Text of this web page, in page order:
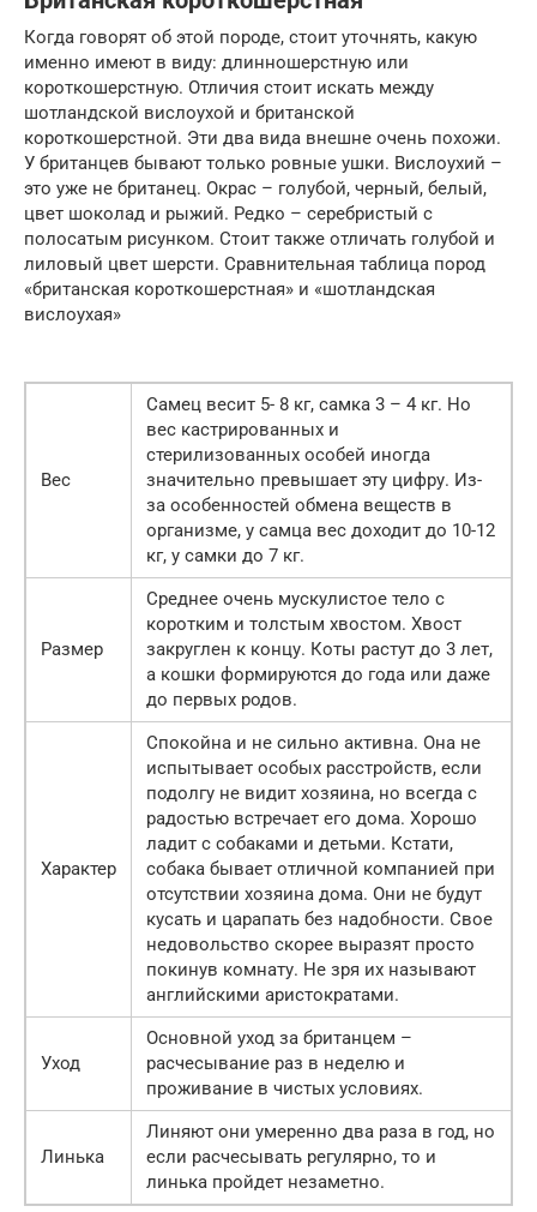
Когда говорят об этой породе, стоит уточнять, какую
именно имеют в виду: длинношерстную или
короткошерстную. Отличия стоит искать между
шотландской вислоухой и британской
короткошерстной. Эти два вида внешне очень похожи.
У британцев бывают только ровные ушки. Вислоухий –
это уже не британец. Окрас – голубой, черный, белый,
цвет шоколад и рыжий. Редко – серебристый с
полосатым рисунком. Стоит также отличать голубой и
лиловый цвет шерсти. Сравнительная таблица пород
«британская короткошерстная» и «шотландская
вислоухая»
Вес
Самец весит 5- 8 кг, самка 3 – 4 кг. Но
вес кастрированных и
стерилизованных особей иногда
значительно превышает эту цифру. Из-
за особенностей обмена веществ в
организме, у самца вес доходит до 10-12
кг, у самки до 7 кг.
Размер
Среднее очень мускулистое тело с
коротким и толстым хвостом. Хвост
закруглен к концу. Коты растут до 3 лет,
а кошки формируются до года или даже
до первых родов.
Характер
Спокойна и не сильно активна. Она не
испытывает особых расстройств, если
подолгу не видит хозяина, но всегда с
радостью встречает его дома. Хорошо
ладит с собаками и детьми. Кстати,
собака бывает отличной компанией при
отсутствии хозяина дома. Они не будут
кусать и царапать без надобности. Свое
недовольство скорее выразят просто
покинув комнату. Не зря их называют
английскими аристократами.
Уход
Основной уход за британцем –
расчесывание раз в неделю и
проживание в чистых условиях.
Линька
Линяют они умеренно два раза в год, но
если расчесывать регулярно, то и
линька пройдет незаметно.